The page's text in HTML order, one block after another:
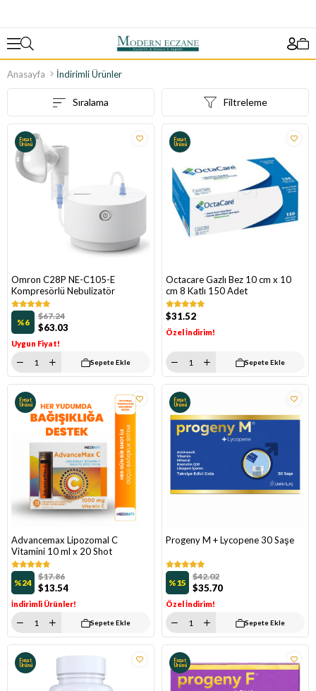
Anasayfa İndirimli Ürünler
Filtreleme
Sıralama
Omron C28P NE-C105-E
Kompresörlü Nebulizatör
%6 $63.03
$67.24
Uygun Fiyat!
Fırsat
Ürünü
Sepete Ekle
Octacare Gazlı Bez 10 cm x 10
cm 8 Katlı 150 Adet
$31.52
Özel İndirim!
Fırsat
Ürünü
Sepete Ekle
Advancemax Lipozomal C
Vitamini 10 ml x 20 Shot
%24 $13.54
$17.86
İndirimli Ürünler!
Fırsat
Ürünü
Sepete Ekle
Progeny M + Lycopene 30 Saşe
%15 $35.70
$42.02
Özel İndirim!
Fırsat
Ürünü
Sepete Ekle
Fırsat
Ürünü
Fırsat
Ürünü